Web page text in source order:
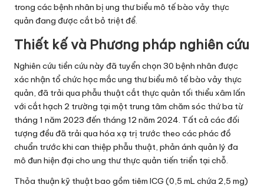
trong các bệnh nhân bị ung thư biểu mô tế bào vảy thực
quản đang được cắt bỏ triệt để.
Thiết kế và Phương pháp nghiên cứu
Nghiên cứu tiền cứu này đã tuyển chọn 30 bệnh nhân được
xác nhận tổ chức học mắc ung thư biểu mô tế bào vảy thực
quản, đã trải qua phẫu thuật cắt thực quản tối thiểu xâm lấn
với cắt hạch 2 trường tại một trung tâm chăm sóc thứ ba từ
tháng 1 năm 2023 đến tháng 12 năm 2024. Tất cả các đối
tượng đều đã trải qua hóa xạ trị trước theo các phác đồ
chuẩn trước khi can thiệp phẫu thuật, phản ánh quản lý đa
mô đun hiện đại cho ung thư thực quản tiến triển tại chỗ.
Thỏa thuận kỹ thuật bao gồm tiêm ICG (0,5 mL chứa 2,5 mg)